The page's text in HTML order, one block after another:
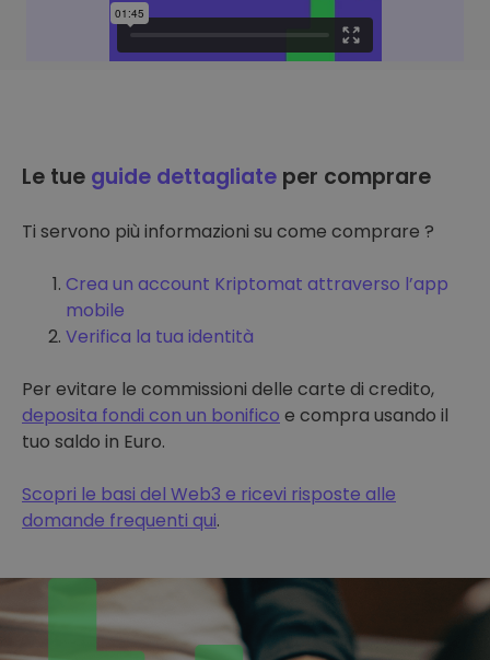
Le tue guide dettagliate per comprare
Ti servono più informazioni su come comprare ?
Crea un account Kriptomat attraverso l’app
mobile
Verifica la tua identità
Per evitare le commissioni delle carte di credito,
deposita fondi con un bonifico e compra usando il
tuo saldo in Euro.
Scopri le basi del Web3 e ricevi risposte alle
domande frequenti qui.